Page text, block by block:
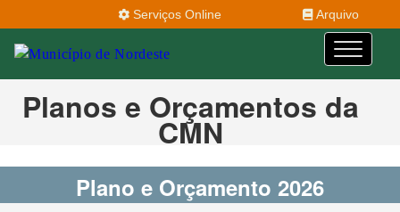
Serviços Online Arquivo
Planos e Orçamentos da
CMN
Plano e Orçamento 2026